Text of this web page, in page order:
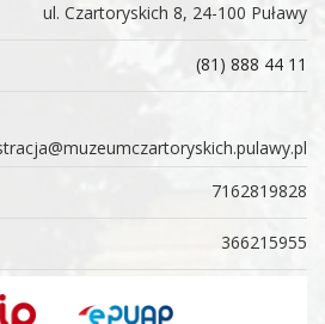
ul. Czartoryskich 8, 24-100 Puławy
(81) 888 44 11
7162819828
366215955